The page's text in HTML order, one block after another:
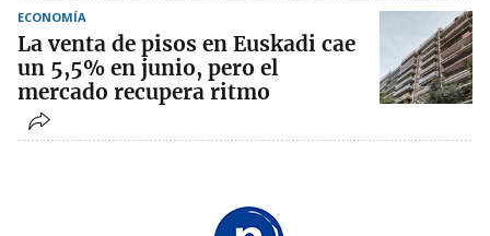
ECONOMÍA
La venta de pisos en Euskadi cae
un 5,5% en junio, pero el
mercado recupera ritmo